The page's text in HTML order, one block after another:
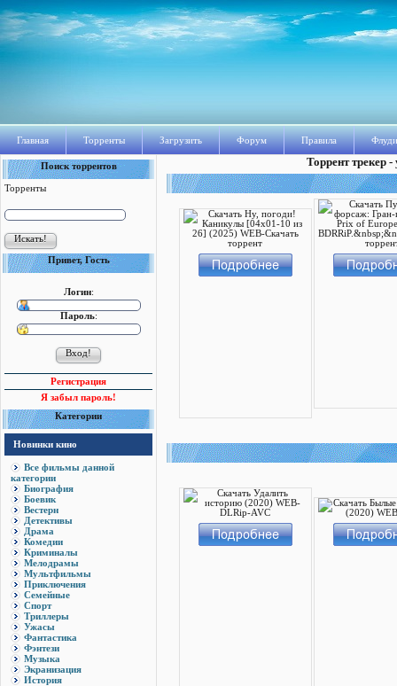
Главная Торренты Загрузить Форум Правила
Поиск торрентов
Торренты
Привет, Гость
Логин:
Пароль:
Регистрация
Я забыл пароль!
Категории
Новинки кино
Все фильмы данной
категории
Биография
Боевик
Вестерн
Детективы
Драма
Комедии
Криминалы
Мелодрамы
Мультфильмы
Приключения
Семейные
Спорт
Триллеры
Ужасы
Фантастика
Фэнтези
Музыка
Экранизация
История
Торрент трекер